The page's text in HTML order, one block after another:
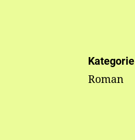
Kategorie
Roman